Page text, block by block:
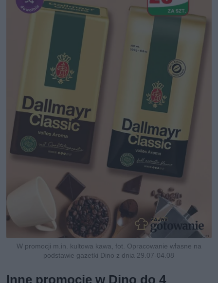
W promocji m.in. kultowa kawa, fot. Opracowanie własne na
podstawie gazetki Dino z dnia 29.07-04.08
Inne promocje w Dino do 4